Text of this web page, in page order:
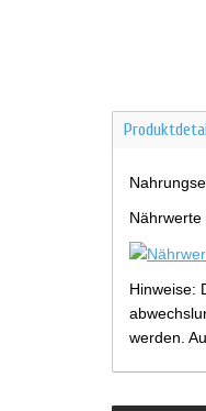
Hinweise:
werden.